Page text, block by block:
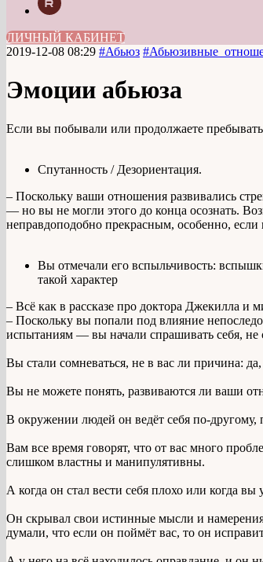
ЛИЧНЫЙ КАБИНЕТ
2019-12-08 08:29 #Абьюз
Эмоции абьюза
Если вы побывали или продолжаете
Спутанность / Дезориентация.
– Поскольку ваши отношения развивались
— но вы не могли этого до конца осознать.
неправдоподобно прекрасным, особенно,
Вы отмечали его вспыльчивость:
такой характер
– Всё как в рассказе про доктора Джекилла
– Поскольку вы попали под влияние
испытаниям — вы начали спрашивать себя, не
Вы стали сомневаться, не в вас ли причина:
Вы не можете понять, развиваются ли ваши
В окружении людей он ведёт себя по-другому,
Вам все время говорят, что от вас много
слишком властны и манипулятивны.
А когда он стал вести себя плохо или когда
Он скрывал свои истинные мысли и
думали, что если он поймёт вас, то он